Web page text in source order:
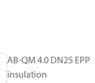
AB-QM 4.0 DN25 EPP
insulation